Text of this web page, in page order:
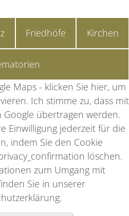
Friedhöfe Kirchen
Maps - klicken Sie hier, um
Ich stimme zu, dass mit
übertragen werden.
Einwilligung jederzeit für die
indem Sie den Cookie
löschen.
zum Umgang mit
Sie in unserer